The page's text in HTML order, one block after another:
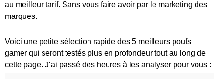
au meilleur tarif. Sans vous faire avoir par le marketing des
marques.
Voici une petite sélection rapide des 5 meilleurs poufs
gamer qui seront testés plus en profondeur tout au long de
cette page. J’ai passé des heures à les analyser pour vous :